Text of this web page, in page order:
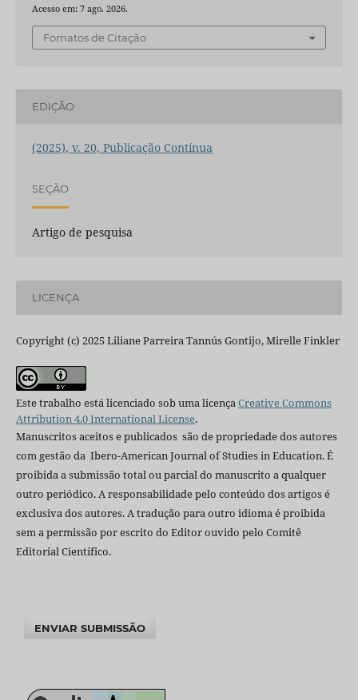
Acesso em: 7 ago. 2026.
Fomatos de Citação
EDIÇÃO
(2025), v. 20, Publicação Contínua
SEÇÃO
Artigo de pesquisa
LICENÇA
Copyright (c) 2025 Liliane Parreira Tannús Gontijo, Mirelle Finkler
Este trabalho está licenciado sob uma licençaCreative Commons
Attribution 4.0 International License.
Manuscritos aceitos e publicados são de propriedade dos autores
com gestão da Ibero-American Journal of Studies in Education. É
proibida a submissão total ou parcial do manuscrito a qualquer
outro periódico. A responsabilidade pelo conteúdo dos artigos é
exclusiva dos autores. A tradução para outro idioma é proibida
sem a permissão por escrito do Editor ouvido pelo Comitê
Editorial Científico.
ENVIAR SUBMISSÃO